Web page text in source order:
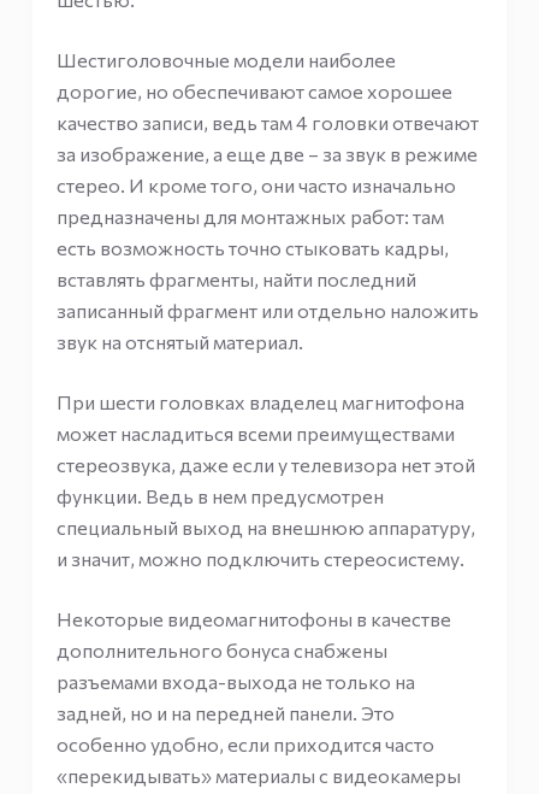
Шестиголовочные модели наиболее
дорогие, но обеспечивают самое хорошее
качество записи, ведь там 4 головки отвечают
за изображение, а еще две – за звук в режиме
стерео. И кроме того, они часто изначально
предназначены для монтажных работ: там
есть возможность точно стыковать кадры,
вставлять фрагменты, найти последний
записанный фрагмент или отдельно наложить
звук на отснятый материал.
При шести головках владелец магнитофона
может насладиться всеми преимуществами
стереозвука, даже если у телевизора нет этой
функции. Ведь в нем предусмотрен
специальный выход на внешнюю аппаратуру,
и значит, можно подключить стереосистему.
Некоторые видеомагнитофоны в качестве
дополнительного бонуса снабжены
разъемами входа-выхода не только на
задней, но и на передней панели. Это
особенно удобно, если приходится часто
«перекидывать» материалы с видеокамеры